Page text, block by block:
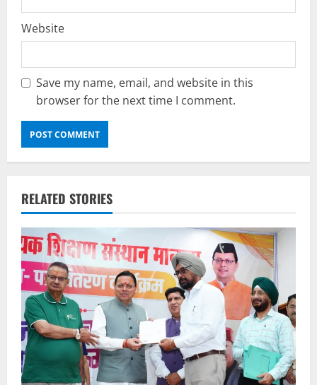
Website
Save my name, email, and website in this
browser for the next time I comment.
RELATED STORIES